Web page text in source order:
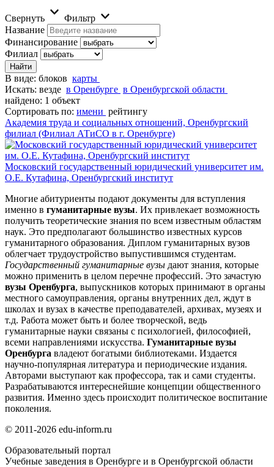
Свернуть
Фильтр
Название
Финансирование
Филиал
В виде: блоков карты
Искать: везде в Оренбурге в Оренбургской области
найдено: 1 объект
Сортировать по: имени рейтингу
Академия труда и социальных отношений, Оренбургский
филиал (Филиал АТиСО в г. Оренбурге)
Московский государственный юридический университет им.
О.Е. Кутафина, Оренбургский институт
Многие абитуриенты подают документы для вступления
именно в гуманитарные вузы. Их привлекает возможность
получить теоретические знания по всем известным областям
наук. Это предполагают большинство известных курсов
гуманитарного образования. Диплом гуманитарных вузов
облегчает трудоустройство выпустившимся студентам.
Государственный гуманитарные вузы дают знания, которые
можно применить в целом перечне профессий. Это зачастую
вузы Оренбурга, выпускников которых принимают в органы
местного самоуправления, органы внутренних дел, ждут в
школах и вузах в качестве преподавателей, архивах, музеях и
т.д. Работа может быть и более творческой, ведь
гуманитарные науки связаны с психологией, философией,
всеми направлениями искусства. Гуманитарные вузы
Оренбурга владеют богатыми библиотеками. Издается
научно-популярная литература и периодические издания.
Авторами выступают как профессора, так и сами студенты.
Разрабатываются интереснейшие концепции общественного
развития. Именно здесь происходит политическое воспитание
поколения.
© 2011-2026 edu-inform.ru
Образовательный портал
Учебные заведения в Оренбурге и в Оренбургской области